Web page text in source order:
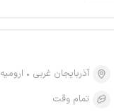
آذربایجان غربی
ارومیه
تمام وقت